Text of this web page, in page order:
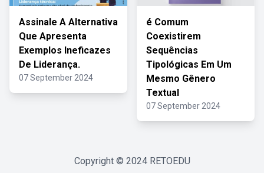
Assinale A Alternativa
Que Apresenta
Exemplos Ineficazes
De Liderança.
07 September 2024
é Comum
Coexistirem
Sequências
Tipológicas Em Um
Mesmo Gênero
Textual
07 September 2024
Copyright © 2024 RETOEDU